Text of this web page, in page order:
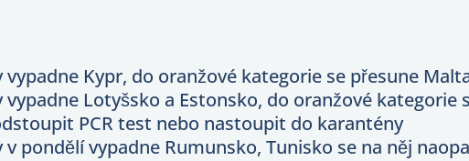
Kypr, do oranžové kategorie se přesune
Lotyšsko a Estonsko, do oranžové kategorie
PCR test nebo nastoupit do karantény
pondělí vypadne Rumunsko, Tunisko se na něj